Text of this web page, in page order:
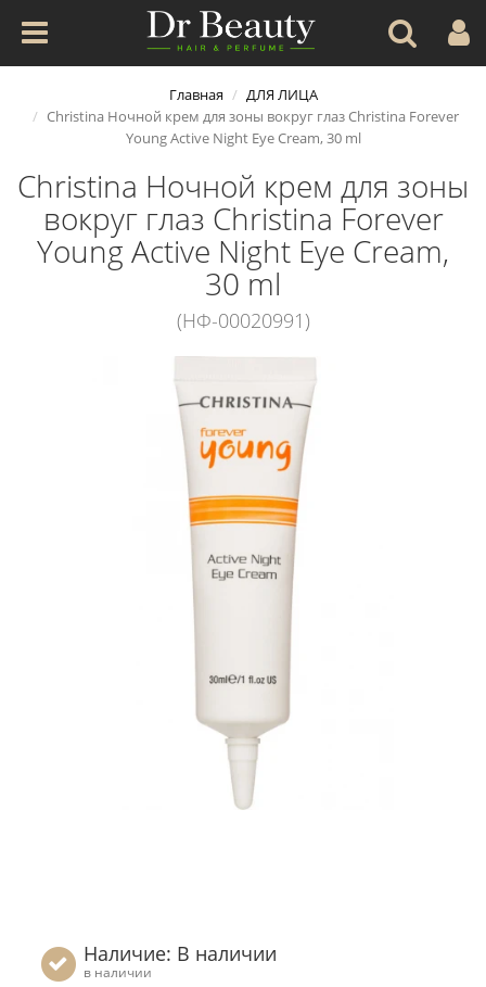
Главная
ДЛЯ ЛИЦА
Christina Ночной крем для зоны вокруг глаз Christina Forever
Young Active Night Eye Cream, 30 ml
Christina Ночной крем для зоны
вокруг глаз Christina Forever
Young Active Night Eye Cream,
30 ml
(НФ-00020991)
Наличие: В наличии
в наличии